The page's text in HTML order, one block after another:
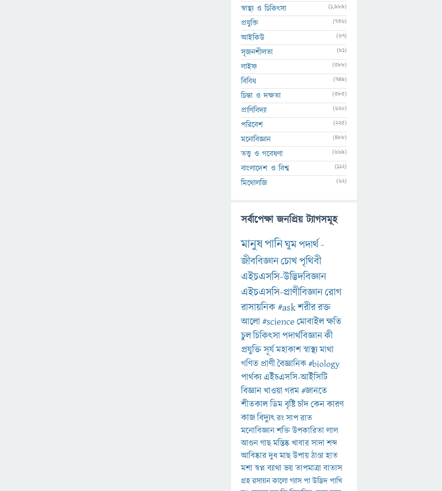
স্বাস্থ্য ও চিকিৎসা (1,989)
প্রযুক্তি (736)
আইকিউ (67)
সৃজনশীলতা (81)
লাইফ (388)
বিবিধ (749)
চিন্তা ও দক্ষতা (385)
প্রাণিবিদ্যা (620)
পরিবেশ (225)
মনোবিজ্ঞান (488)
তত্ত্ব ও গবেষণা (669)
বাংলাদেশ ও বিশ্ব (112)
মিথোলজি (62)
সর্বাপেক্ষা জনপ্রিয় ট্যাগসমূহ
মানুষপানিঘুমপদার্থ-
জীববিজ্ঞানচোখপৃথিবী
এইচএসসি-উদ্ভিদবিজ্ঞান
এইচএসসি-প্রাণীবিজ্ঞানরোগ
রাসায়নিক#askশরীররক্ত
আলো#scienceমোবাইলক্ষতি
চুলচিকিৎসাপদার্থবিজ্ঞানকী
প্রযুক্তিসূর্যমহাকাশস্বাস্থ্যমাথা
গণিত প্রাণীবৈজ্ঞানিক#biology
পার্থক্য এইচএসসি-আইসিটি
বিজ্ঞানখাওয়াগরম#জানতে
শীতকালডিমবৃষ্টিচাঁদকেনকারণ
কাজবিদ্যুৎরংসাপরাত
মনোবিজ্ঞানশক্তিউপকারিতালাল
আগুনগাছমস্তিষ্কখাবারসাদাশব্দ
আবিষ্কারদুধমাছউপায়ঠাণ্ডাহাত
মশাস্বপ্নব্যাথাভয়তাপমাত্রাবাতাস
গ্রহরসায়নকালোগ্যাসপাউদ্ভিদপাখি